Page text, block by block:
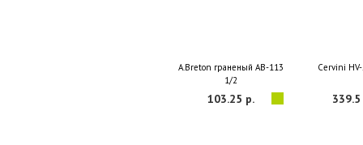
A.Breton граненый AB-113
1/2
103.25 р.
Cervini
339.5